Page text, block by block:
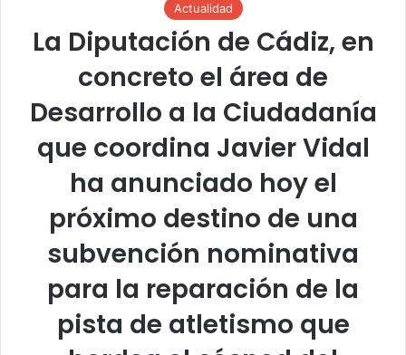
Actualidad
La Diputación de Cádiz, en
concreto el área de
Desarrollo a la Ciudadanía
que coordina Javier Vidal
ha anunciado hoy el
próximo destino de una
subvención nominativa
para la reparación de la
pista de atletismo que